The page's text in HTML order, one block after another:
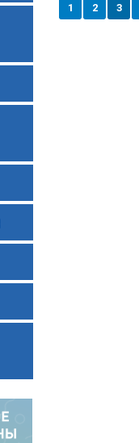
1 2 3